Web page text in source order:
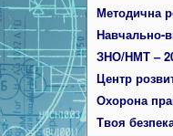
Методична
Навчально-
ЗНО/НМТ –
Центр
Охорона
Твоя